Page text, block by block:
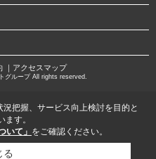
｜ アクセスマップ
グループ All rights reserved.
把握、サービス向上検討を目的と
す。
いて」 をご確認ください。
る